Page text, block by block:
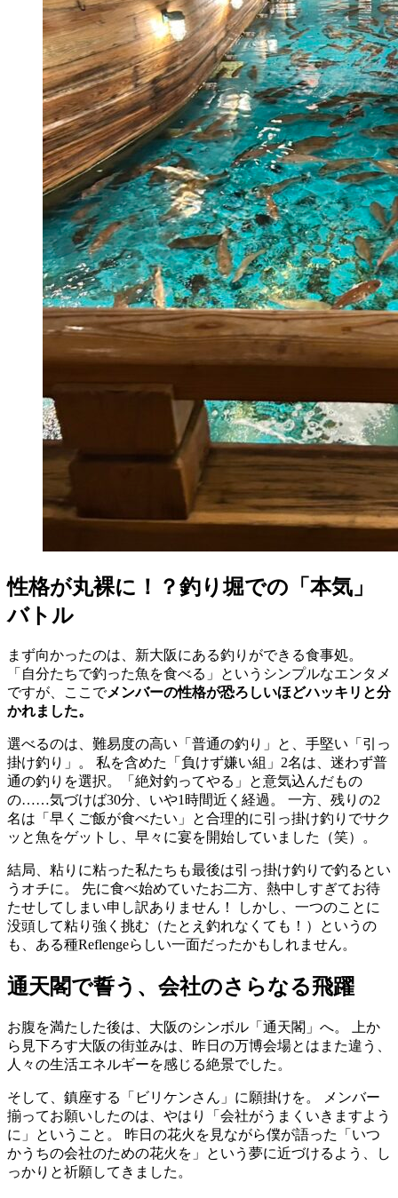
性格が丸裸に！？釣り堀での「本気」
バトル
まず向かったのは、新大阪にある釣りができる食事処。
「自分たちで釣った魚を食べる」というシンプルなエンタメ
ですが、ここでメンバーの性格が恐ろしいほどハッキリと分
かれました。
選べるのは、難易度の高い「普通の釣り」と、手堅い「引っ
掛け釣り」。 私を含めた「負けず嫌い組」2名は、迷わず普
通の釣りを選択。「絶対釣ってやる」と意気込んだもの
の……気づけば30分、いや1時間近く経過。 一方、残りの2
名は「早くご飯が食べたい」と合理的に引っ掛け釣りでサク
ッと魚をゲットし、早々に宴を開始していました（笑）。
結局、粘りに粘った私たちも最後は引っ掛け釣りで釣るとい
うオチに。 先に食べ始めていたお二方、熱中しすぎてお待
たせしてしまい申し訳ありません！ しかし、一つのことに
没頭して粘り強く挑む（たとえ釣れなくても！）というの
も、ある種Reflengeらしい一面だったかもしれません。
通天閣で誓う、会社のさらなる飛躍
お腹を満たした後は、大阪のシンボル「通天閣」へ。 上か
ら見下ろす大阪の街並みは、昨日の万博会場とはまた違う、
人々の生活エネルギーを感じる絶景でした。
そして、鎮座する「ビリケンさん」に願掛けを。 メンバー
揃ってお願いしたのは、やはり「会社がうまくいきますよう
に」ということ。 昨日の花火を見ながら僕が語った「いつ
かうちの会社のための花火を」という夢に近づけるよう、し
っかりと祈願してきました。